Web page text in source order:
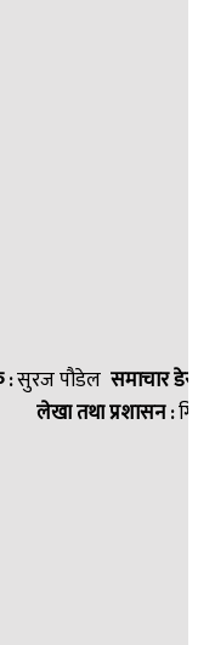
:सुरज पौडेल समाचार
लेखा तथा प्रशासन :